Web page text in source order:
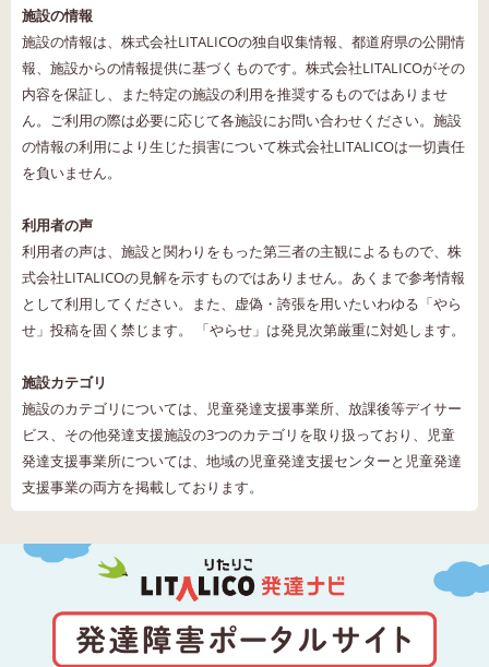
施設の情報
施設の情報は、株式会社LITALICOの独自収集情報、都道府県の公開情
報、施設からの情報提供に基づくものです。株式会社LITALICOがその
内容を保証し、また特定の施設の利用を推奨するものではありませ
ん。ご利用の際は必要に応じて各施設にお問い合わせください。施設
の情報の利用により生じた損害について株式会社LITALICOは一切責任
を負いません。
利用者の声
利用者の声は、施設と関わりをもった第三者の主観によるもので、株
式会社LITALICOの見解を示すものではありません。あくまで参考情報
として利用してください。また、虚偽・誇張を用いたいわゆる「やら
せ」投稿を固く禁じます。 「やらせ」は発見次第厳重に対処します。
施設カテゴリ
施設のカテゴリについては、児童発達支援事業所、放課後等デイサー
ビス、その他発達支援施設の3つのカテゴリを取り扱っており、児童
発達支援事業所については、地域の児童発達支援センターと児童発達
支援事業の両方を掲載しております。